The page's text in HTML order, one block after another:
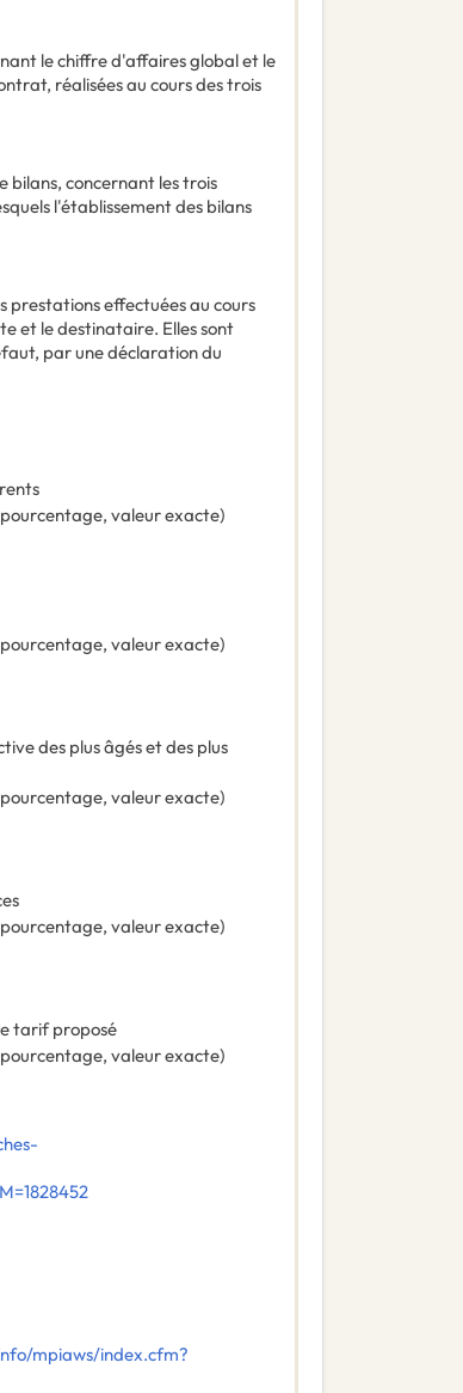
le chiffre d'affaires global et le
réalisées au cours des trois
bilans, concernant les trois
l'établissement des bilans
prestations effectuées au cours
et le destinataire. Elles sont
par une déclaration du
valeur exacte)
valeur exacte)
des plus âgés et des plus
valeur exacte)
valeur exacte)
tarif proposé
valeur exacte)
mpiaws/index.cfm?